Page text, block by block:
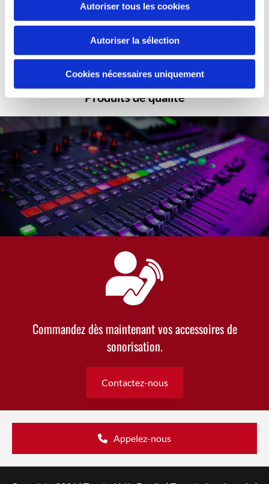
Autoriser tous les cookies
Autoriser la sélection
Cookies nécessaires uniquement
Produits de qualité
Commandez dès maintenant vos accessoires de
sonorisation.
Contactez-nous
Appelez-nous